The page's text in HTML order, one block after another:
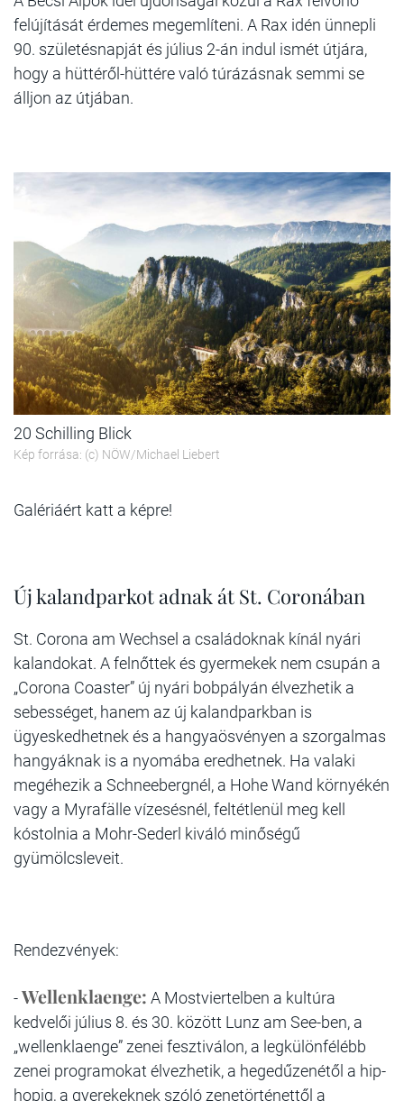
felújítását érdemes megemlíteni. A Rax idén ünnepli
90. születésnapját és július 2-án indul ismét útjára,
hogy a hüttéről-hüttére való túrázásnak semmi se
álljon az útjában.
20 Schilling Blick
Kép forrása: (c) NÖW/Michael Liebert
Galériáért katt a képre!
Új kalandparkot adnak át St. Coronában
St. Corona am Wechsel a családoknak kínál nyári
kalandokat. A felnőttek és gyermekek nem csupán a
„Corona Coaster” új nyári bobpályán élvezhetik a
sebességet, hanem az új kalandparkban is
ügyeskedhetnek és a hangyaösvényen a szorgalmas
hangyáknak is a nyomába eredhetnek. Ha valaki
megéhezik a Schneebergnél, a Hohe Wand környékén
vagy a Myrafälle vízesésnél, feltétlenül meg kell
kóstolnia a Mohr-Sederl kiváló minőségű
gyümölcsleveit.
Rendezvények:
-Wellenklaenge: A Mostviertelben a kultúra
kedvelői július 8. és 30. között Lunz am See-ben, a
„wellenklaenge” zenei fesztiválon, a legkülönfélébb
zenei programokat élvezhetik, a hegedűzenétől a hip-
hopig, a gyerekeknek szóló zenetörténettől a